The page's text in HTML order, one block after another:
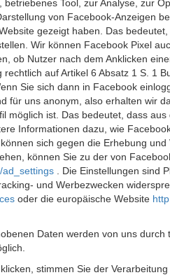
betriebenes Tool, zur Analyse, zur
von Facebook-Anzeigen
gezeigt haben. Das
Wir können Facebook Pixel
ob Nutzer nach dem Anklicken
auf Artikel 6 Absatz 1 S. 1
Sie sich dann in Facebook
für uns anonym, also erhalten
möglich ist. Das bedeutet, dass
Informationen dazu, wie
können sich gegen die Erhebung
können Sie zu der von
ad_settings
. Die Einstellungen sind
und Werbezwecken
oder die europäische Website
Daten werden von uns
stimmen Sie der